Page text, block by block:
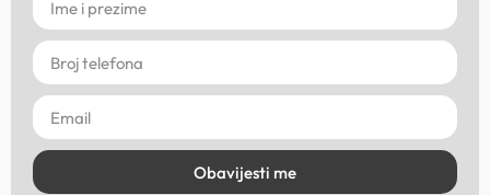
Obavijesti me